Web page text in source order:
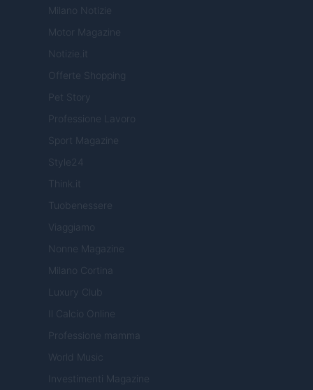
Milano Notizie
Motor Magazine
Notizie.it
Offerte Shopping
Pet Story
Professione Lavoro
Sport Magazine
Style24
Think.it
Tuobenessere
Viaggiamo
Nonne Magazine
Milano Cortina
Luxury Club
Il Calcio Online
Professione mamma
World Music
Investimenti Magazine